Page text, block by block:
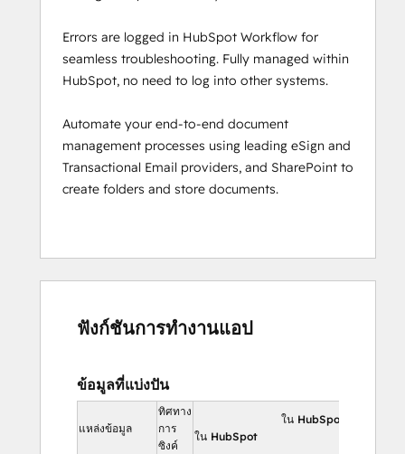
Errors are logged in HubSpot Workflow for
seamless troubleshooting. Fully managed within
HubSpot, no need to log into other systems.
Automate your end-to-end document
management processes using leading eSign and
Transactional Email providers, and SharePoint to
create folders and store documents.
ฟังก์ชันการทำงานแอป
ข้อมูลที่แบ่งปัน
แหล่งข้อมูล
ทิศทาง
การ
ซิงค์
ใน HubSpot
ใน HubSpot